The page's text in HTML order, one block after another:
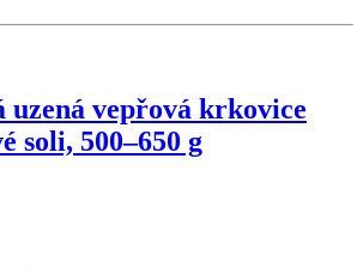
uzená vepřová krkovice
soli, 500–650 g